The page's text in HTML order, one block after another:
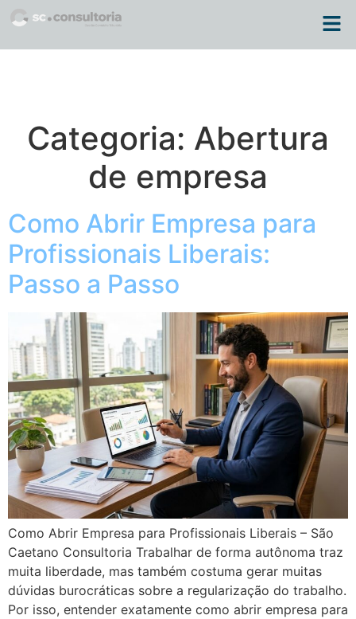
Categoria: Abertura
de empresa
Como Abrir Empresa para
Profissionais Liberais:
Passo a Passo
Como Abrir Empresa para Profissionais Liberais – São
Caetano Consultoria Trabalhar de forma autônoma traz
muita liberdade, mas também costuma gerar muitas
dúvidas burocráticas sobre a regularização do trabalho.
Por isso, entender exatamente como abrir empresa para